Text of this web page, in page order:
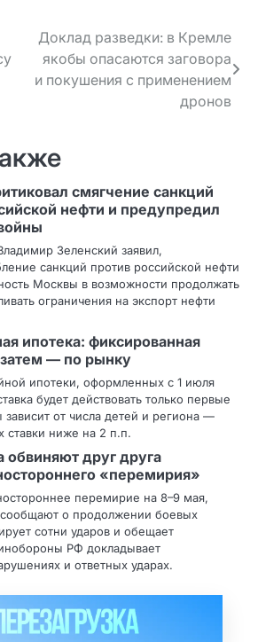
Доклад разведки: в Кремле
якобы опасаются заговора
и покушения с применением
дронов
смягчение санкций
нефти и предупредил
Зеленский заявил,
санкций против российской нефти
Москвы в возможности продолжать
ограничения на экспорт нефти
ипотека: фиксированная
затем — по рынку
ипотеки, оформленных с 1 июля
будет действовать только первые
зависит от числа детей и региона —
ставки ниже на 2 п.п.
обвиняют друг друга
«перемирия»
перемирие на 8–9 мая,
о продолжении боевых
сотни ударов и обещает
РФ докладывает
и ответных ударах.